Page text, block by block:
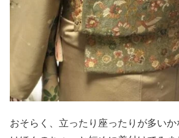
おそらく、立ったり座ったりが多い